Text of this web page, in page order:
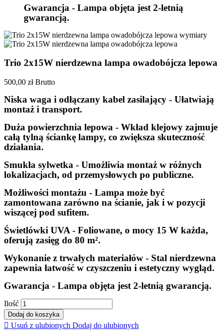
Gwarancja - Lampa objęta jest 2-letnią
gwarancją.
Trio 2x15W nierdzewna lampa owadobójcza lepowa
500,00 zł Brutto
Niska waga i odłączany kabel zasilający - Ułatwiają
montaż i transport.
Duża powierzchnia lepowa - Wkład klejowy zajmuje
całą tylną ściankę lampy, co zwiększa skuteczność
działania.
Smukła sylwetka - Umożliwia montaż w różnych
lokalizacjach, od przemysłowych po publiczne.
Możliwości montażu - Lampa może być
zamontowana zarówno na ścianie, jak i w pozycji
wiszącej pod sufitem.
Świetlówki UVA - Foliowane, o mocy 15 W każda,
oferują zasięg do 80 m².
Wykonanie z trwałych materiałów - Stal nierdzewna
zapewnia łatwość w czyszczeniu i estetyczny wygląd.
Gwarancja - Lampa objęta jest 2-letnią gwarancją.
Ilość
Dodaj do koszyka
 Usuń z ulubionych Dodaj do ulubionych